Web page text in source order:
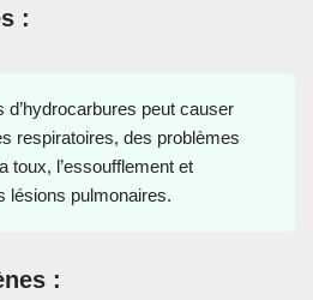
:
d’hydrocarbures peut causer
respiratoires, des problèmes
toux, l’essoufflement et
lésions pulmonaires.
: